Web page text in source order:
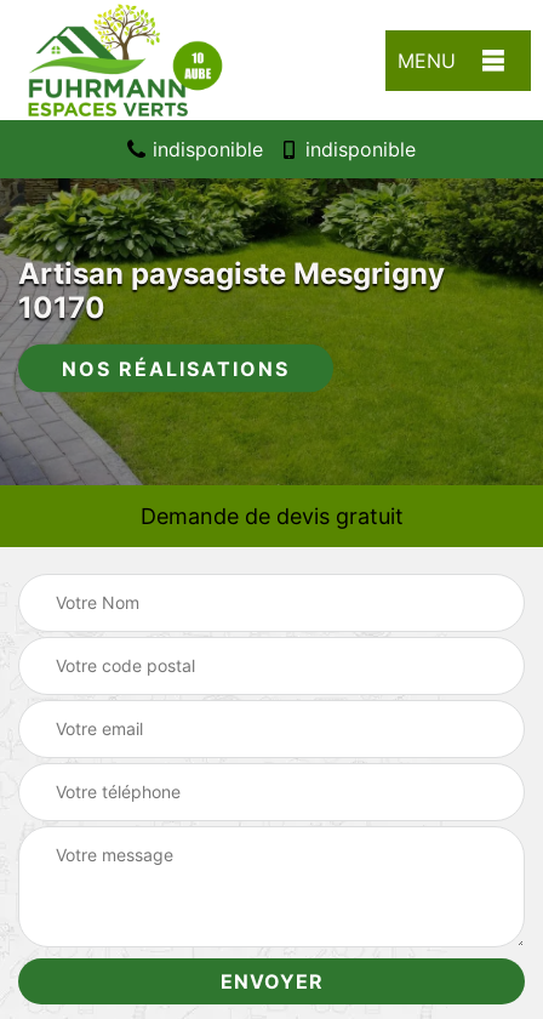
MENU
indisponible indisponible
Artisan paysagiste Mesgrigny
10170
NOS RÉALISATIONS
Demande de devis gratuit